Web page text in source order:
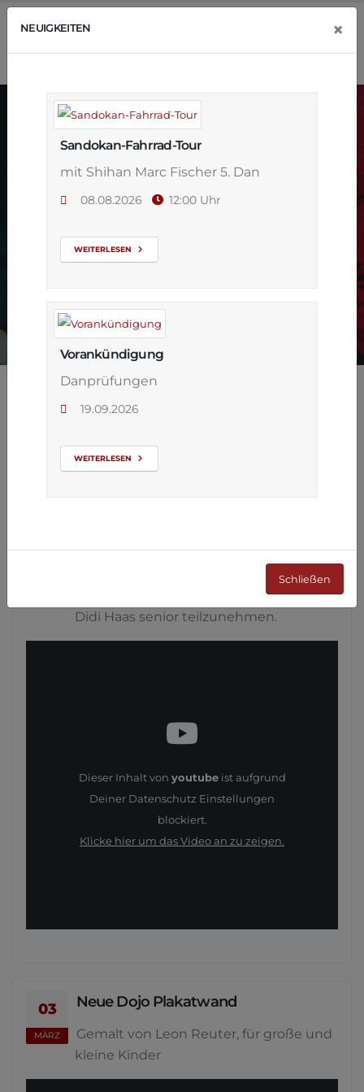
NEUIGKEITEN ×
Sandokan-Fahrrad-Tour
mit Shihan Marc Fischer 5. Dan
08.08.2026 12:00 Uhr
WEITERLESEN
Vorankündigung
Danprüfungen
19.09.2026
WEITERLESEN
Schließen
Videos
2 »
Korschenbroich waren im Karate Dojo
SANDOKAN zu Gast um an einem
Karate-Training mit Großmeister Shihan
Didi Haas senior teilzunehmen.
Dieser Inhalt von youtubeist aufgrund
Deiner Datenschutz Einstellungen
blockiert.
Klicke hier um das Video an zu zeigen.
03
MÄRZ
Neue Dojo Plakatwand
Gemalt von Leon Reuter, für große und
kleine Kinder